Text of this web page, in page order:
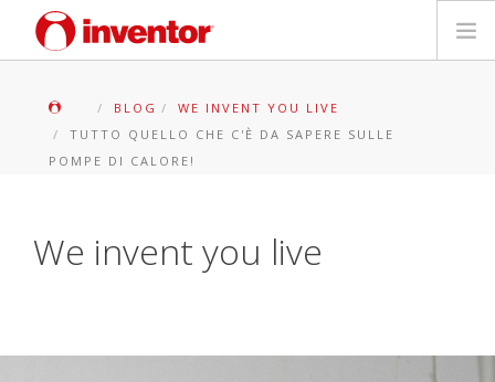
Trova un punto vendita
BLOG
WE INVENT YOU LIVE
TUTTO QUELLO CHE C'È DA SAPERE SULLE
POMPE DI CALORE!
We invent you live